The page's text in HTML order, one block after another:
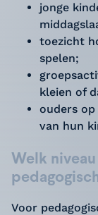
jonge
toezicht
spelen;
kleien of
ouders
van hun
Welk
Voor